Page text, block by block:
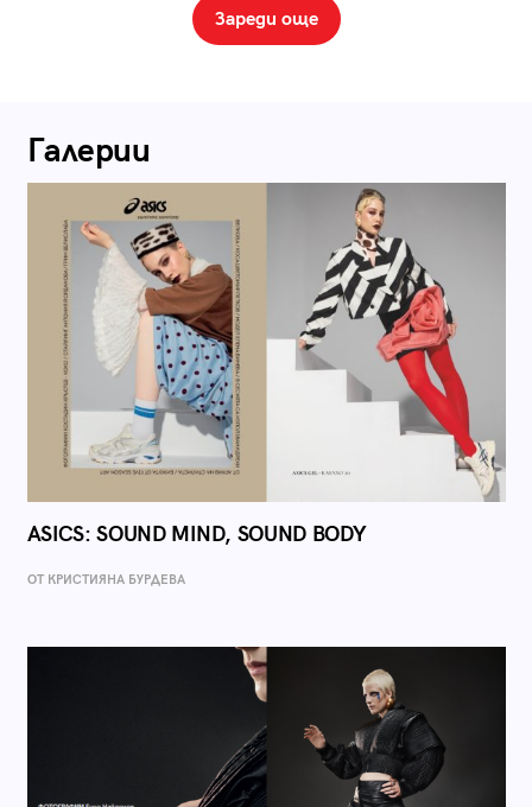
Зареди още
Галерии
ASICS: SOUND MIND, SOUND BODY
ОТ КРИСТИЯНА БУРДЕВА